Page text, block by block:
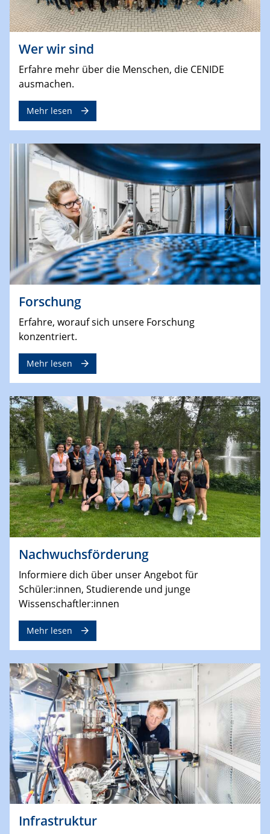
Wer wir sind
Erfahre mehr über die Menschen, die CENIDE
ausmachen.
Mehr lesen
Forschung
Erfahre, worauf sich unsere Forschung
konzentriert.
Mehr lesen
Nachwuchsförderung
Informiere dich über unser Angebot für
Schüler:innen, Studierende und junge
Wissenschaftler:innen
Mehr lesen
Infrastruktur